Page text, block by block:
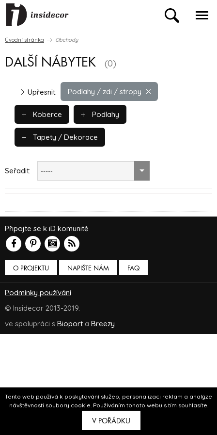
Tento web používá k poskytování služeb, personalizaci reklam a analýze
návštěvnosti soubory cookie. Používáním tohoto webu s tím souhlasíte.
V POŘÁDKU
Úvodní stránka Obchody
DALŠÍ NÁBYTEK (0)
Podlahy / zdi / stropy
Upřesnit:
Koberce Podlahy
Tapety / Dekorace
Seřadit: -----
O PROJEKTU NAPIŠTE NÁM
Připojte se k iD komunitě
FAQ
Podmínky používání
© Insidecor 2013-2019.
ve spolupráci s Bioport a Breezy